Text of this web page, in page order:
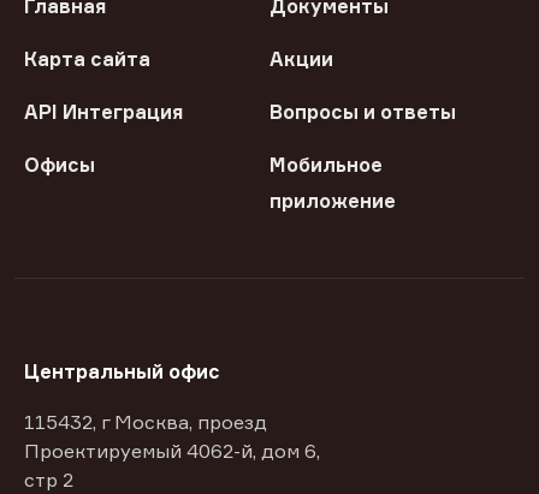
Главная Документы
Карта сайта Акции
API Интеграция Вопросы и ответы
Офисы
Мобильное
приложение
Центральный офис
115432, г Москва, проезд
Проектируемый 4062-й, дом 6,
стр 2